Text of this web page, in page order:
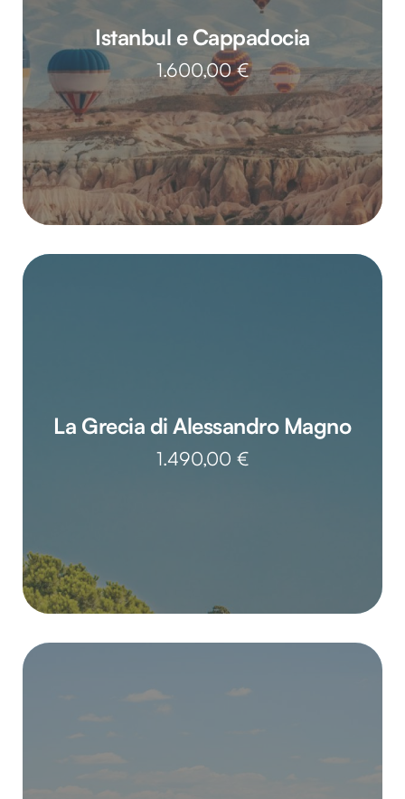
Istanbul e Cappadocia
1.600,00€
La Grecia di Alessandro Magno
1.490,00 €